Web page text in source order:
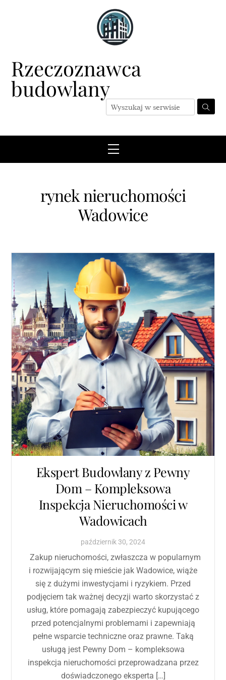
Rzeczoznawca
budowlany
Menu
rynek nieruchomości
Wadowice
Ekspert Budowlany z Pewny
Dom – Kompleksowa
Inspekcja Nieruchomości w
Wadowicach
październik 30, 2024
Zakup nieruchomości, zwłaszcza w popularnym
i rozwijającym się mieście jak Wadowice, wiąże
się z dużymi inwestycjami i ryzykiem. Przed
podjęciem tak ważnej decyzji warto skorzystać z
usług, które pomagają zabezpieczyć kupującego
przed potencjalnymi problemami i zapewniają
pełne wsparcie techniczne oraz prawne. Taką
usługą jest Pewny Dom – kompleksowa
inspekcja nieruchomości przeprowadzana przez
doświadczonego eksperta […]